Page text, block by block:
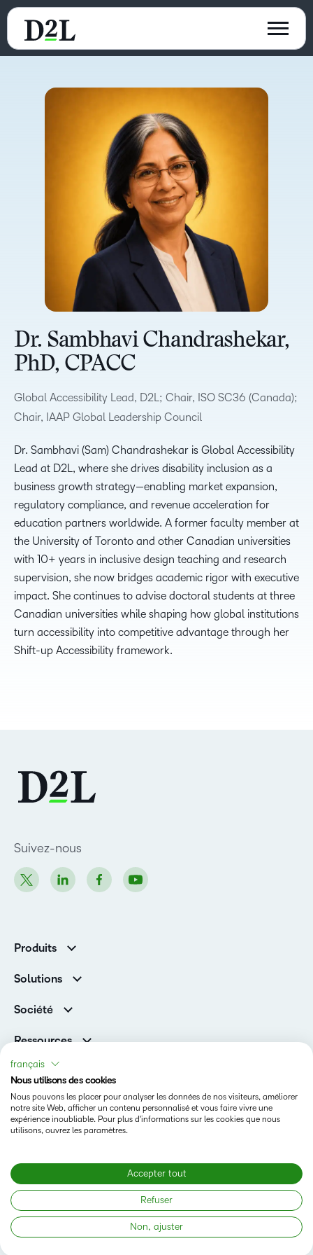
Dr. Sambhavi Chandrashekar,
PhD, CPACC
Global Accessibility Lead, D2L; Chair, ISO SC36 (Canada);
Chair, IAAP Global Leadership Council
Dr. Sambhavi (Sam) Chandrashekar is Global Accessibility
Lead at D2L, where she drives disability inclusion as a
business growth strategy—enabling market expansion,
regulatory compliance, and revenue acceleration for
education partners worldwide. A former faculty member at
the University of Toronto and other Canadian universities
with 10+ years in inclusive design teaching and research
supervision, she now bridges academic rigor with executive
impact. She continues to advise doctoral students at three
Canadian universities while shaping how global institutions
turn accessibility into competitive advantage through her
Shift-up Accessibility framework.
Suivez-nous
Produits
Services et assistance
Solutions
D2L pour les entreprises
De la maternelle à la 12e année
Organisations de formation
Société
Fil d’actualité
Prix et reconnaissances
Relations avec les investisseurs
Ressources
Versions de produits D2L
Communauté
Copyright © 2026 Copyright D2L Corporation. Tous droits
réservés.
Statut
Conditions d’utilisation
français
Nous utilisons des cookies
Nous pouvons les placer pour analyser les données de nos visiteurs, améliorer
notre site Web, afficher un contenu personnalisé et vous faire vivre une
expérience inoubliable. Pour plus d'informations sur les cookies que nous
utilisons, ouvrez les paramètres.
Accepter tout
Refuser
Non, ajuster